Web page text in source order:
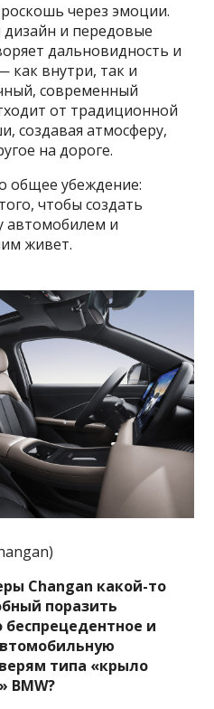
через эмоции.
и передовые
дальновидность и
как внутри, так и
современный
от традиционной
создавая атмосферу,
на дороге.
общее убеждение:
чтобы создать
автомобилем и
живет.
Changan какой-то
поразить
и
типа «крыло
BMW?